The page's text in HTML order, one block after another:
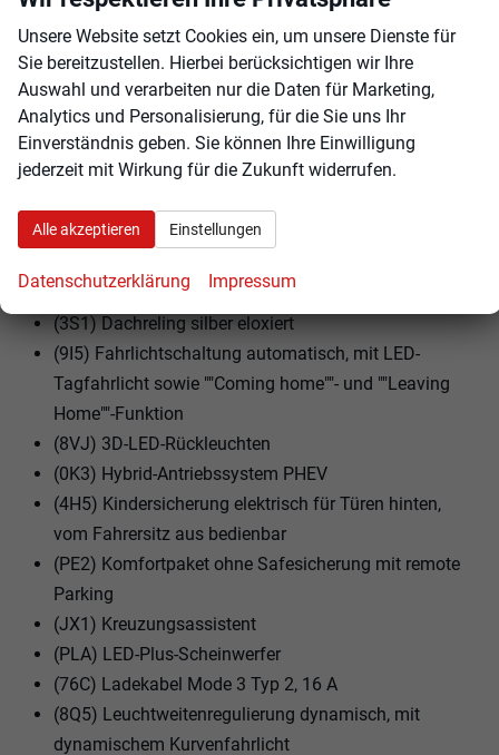
(EM3) Ablenkungs- und Müdigkeitserkennung
(2I2) Adaptive Fahrwerksregelung DCC Pro inkl.
Fahrprofilauswahl
(PDA) Design-Paket
(20B) E-Motor (Hybrid) Systemleistung 150KW
(LV1) Fahrerlebnisschalter inkl. Innenraumerlebnis
(WFP) Family-Paket
(3S1) Dachreling silber eloxiert
(9I5) Fahrlichtschaltung automatisch, mit LED-
Tagfahrlicht sowie ""Coming home""- und ""Leaving
Home""-Funktion
(8VJ) 3D-LED-Rückleuchten
(0K3) Hybrid-Antriebssystem PHEV
(4H5) Kindersicherung elektrisch für Türen hinten,
vom Fahrersitz aus bedienbar
(PE2) Komfortpaket ohne Safesicherung mit remote
Parking
(JX1) Kreuzungsassistent
(PLA) LED-Plus-Scheinwerfer
(76C) Ladekabel Mode 3 Typ 2, 16 A
(8Q5) Leuchtweitenregulierung dynamisch, mit
dynamischem Kurvenfahrlicht
Unsere Website setzt Cookies ein, um unsere Dienste für
Sie bereitzustellen. Hierbei berücksichtigen wir Ihre
Auswahl und verarbeiten nur die Daten für Marketing,
Analytics und Personalisierung, für die Sie uns Ihr
Einverständnis geben. Sie können Ihre Einwilligung
jederzeit mit Wirkung für die Zukunft widerrufen.
Alle akzeptieren Einstellungen
Datenschutzerklärung Impressum